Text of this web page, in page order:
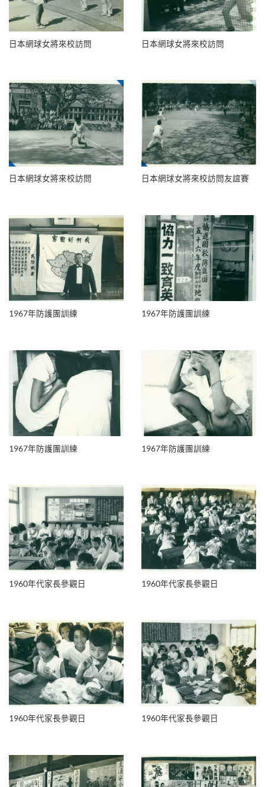
日本網球女將來校訪問 日本網球女將來校訪問
日本網球女將來校訪問 日本網球女將來校訪問友誼賽
1967年防護團訓練 1967年防護團訓練
1967年防護團訓練 1967年防護團訓練
1960年代家長參觀日 1960年代家長參觀日
1960年代家長參觀日 1960年代家長參觀日